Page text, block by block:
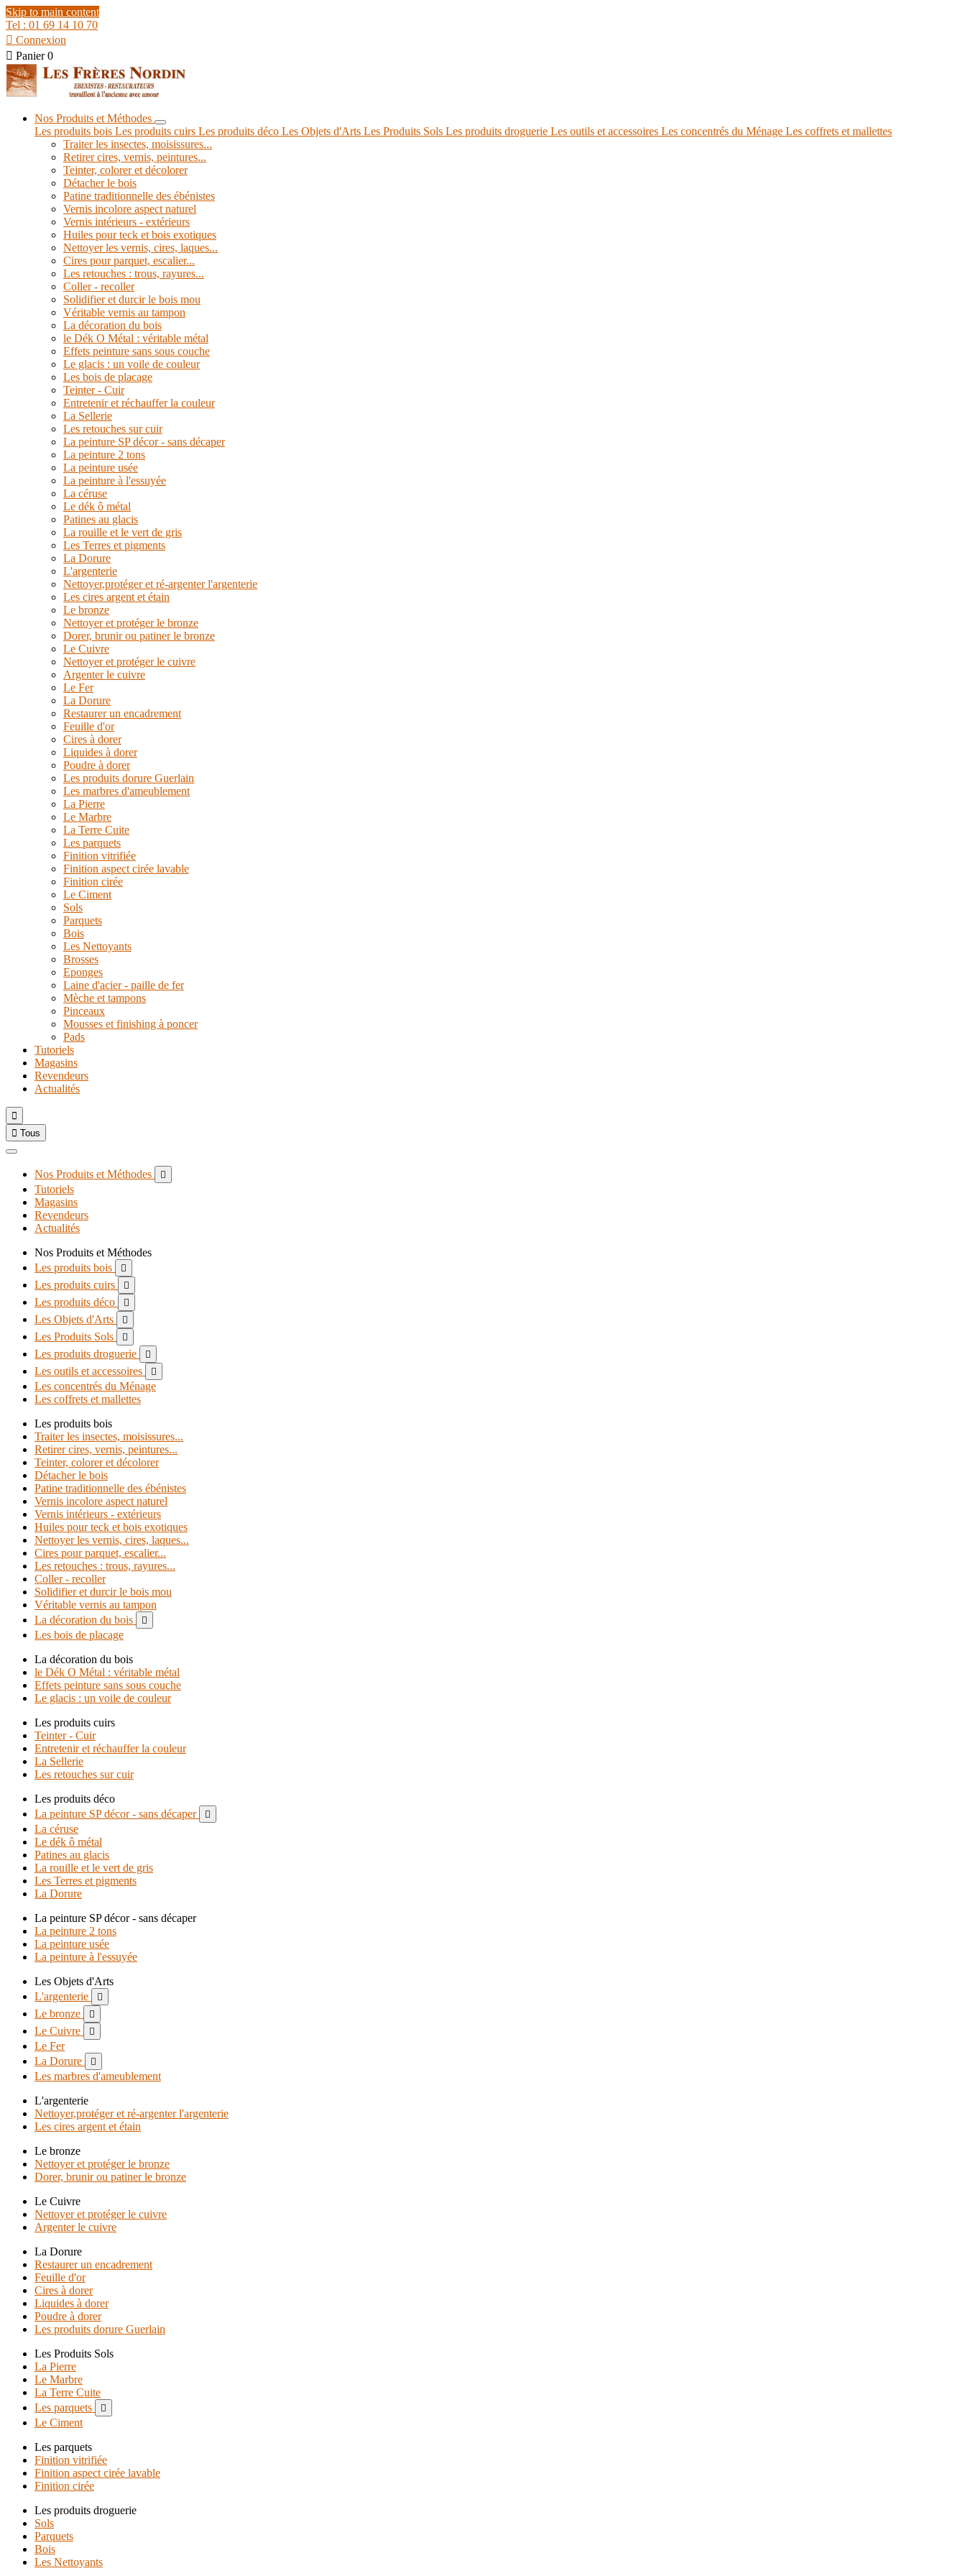
Skip to main content
Tel : 01 69 14 10 70
 Connexion
 Panier 0
Nos Produits et Méthodes
Les produits bois Les produits cuirs Les produits déco Les Objets d'Arts Les Produits Sols Les produits droguerie Les outils et accessoires Les concentrés du Ménage Les coffrets et mallettes
Traiter les insectes, moisissures...
Retirer cires, vernis, peintures...
Teinter, colorer et décolorer
Détacher le bois
Patine traditionnelle des ébénistes
Vernis incolore aspect naturel
Vernis intérieurs - extérieurs
Huiles pour teck et bois exotiques
Nettoyer les vernis, cires, laques...
Cires pour parquet, escalier...
Les retouches : trous, rayures...
Coller - recoller
Solidifier et durcir le bois mou
Véritable vernis au tampon
La décoration du bois
le Dék O Métal : véritable métal
Effets peinture sans sous couche
Le glacis : un voile de couleur
Les bois de placage
Teinter - Cuir
Entretenir et réchauffer la couleur
La Sellerie
Les retouches sur cuir
La peinture SP décor - sans décaper
La peinture 2 tons
La peinture usée
La peinture à l'essuyée
La céruse
Le dék ô métal
Patines au glacis
La rouille et le vert de gris
Les Terres et pigments
La Dorure
L'argenterie
Nettoyer,protéger et ré-argenter l'argenterie
Les cires argent et étain
Le bronze
Nettoyer et protéger le bronze
Dorer, brunir ou patiner le bronze
Le Cuivre
Nettoyer et protéger le cuivre
Argenter le cuivre
Le Fer
La Dorure
Restaurer un encadrement
Feuille d'or
Cires à dorer
Liquides à dorer
Poudre à dorer
Les produits dorure Guerlain
Les marbres d'ameublement
La Pierre
Le Marbre
La Terre Cuite
Les parquets
Finition vitrifiée
Finition aspect cirée lavable
Finition cirée
Le Ciment
Sols
Parquets
Bois
Les Nettoyants
Brosses
Eponges
Laine d'acier - paille de fer
Mèche et tampons
Pinceaux
Mousses et finishing à poncer
Pads
Tutoriels
Magasins
Revendeurs
Actualités

 Tous
Nos Produits et Méthodes 
Tutoriels
Magasins
Revendeurs
Actualités
Nos Produits et Méthodes
Les produits bois

Les produits cuirs 
Les produits déco 
Les Objets d'Arts 
Les Produits Sols 
Les produits droguerie 
Les outils et accessoires 
Les concentrés du Ménage
Les coffrets et mallettes
Les produits bois
Traiter les insectes, moisissures...
Retirer cires, vernis, peintures...
Teinter, colorer et décolorer
Détacher le bois
Patine traditionnelle des ébénistes
Vernis incolore aspect naturel
Vernis intérieurs - extérieurs
Huiles pour teck et bois exotiques
Nettoyer les vernis, cires, laques...
Cires pour parquet, escalier...
Les retouches : trous, rayures...
Coller - recoller
Solidifier et durcir le bois mou
Véritable vernis au tampon
La décoration du bois

Les bois de placage
La décoration du bois
le Dék O Métal : véritable métal
Effets peinture sans sous couche
Le glacis : un voile de couleur
Les produits cuirs
Teinter - Cuir
Entretenir et réchauffer la couleur
La Sellerie
Les retouches sur cuir
Les produits déco
La peinture SP décor - sans décaper

La céruse
Le dék ô métal
Patines au glacis
La rouille et le vert de gris
Les Terres et pigments
La Dorure
La peinture SP décor - sans décaper
La peinture 2 tons
La peinture usée
La peinture à l'essuyée
Les Objets d'Arts
L'argenterie

Le bronze 
Le Cuivre 
Le Fer
La Dorure

Les marbres d'ameublement
L'argenterie
Nettoyer,protéger et ré-argenter l'argenterie
Les cires argent et étain
Le bronze
Nettoyer et protéger le bronze
Dorer, brunir ou patiner le bronze
Le Cuivre
Nettoyer et protéger le cuivre
Argenter le cuivre
La Dorure
Restaurer un encadrement
Feuille d'or
Cires à dorer
Liquides à dorer
Poudre à dorer
Les produits dorure Guerlain
Les Produits Sols
La Pierre
Le Marbre
La Terre Cuite
Les parquets

Le Ciment
Les parquets
Finition vitrifiée
Finition aspect cirée lavable
Finition cirée
Les produits droguerie
Sols
Parquets
Bois
Les Nettoyants